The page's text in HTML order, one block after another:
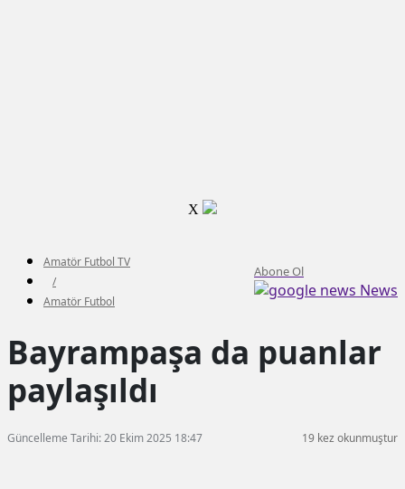
X
Amatör Futbol TV
/
Amatör Futbol
Abone Ol
News
Bayrampaşa da puanlar
paylaşıldı
19 kez okunmuştur
Güncelleme Tarihi: 20 Ekim 2025 18:47